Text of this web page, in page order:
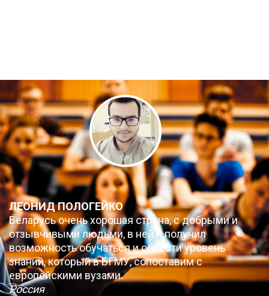
ЛЕОНИД ПОЛОГЕЙКО
Беларусь очень хорошая страна, с добрыми и
отзывчивыми людьми, в ней я получил
возможность обучаться и обрести уровень
знаний, который в БГМУ, сопоставим с
европейскими вузами.
Россия